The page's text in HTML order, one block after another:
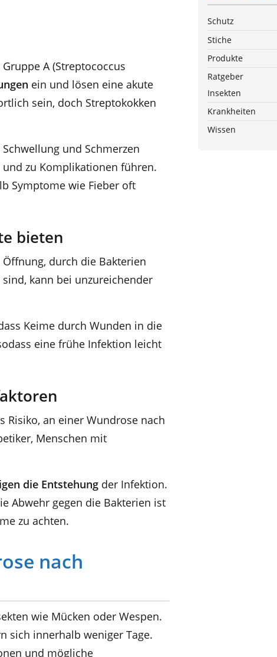
A (Streptococcus
ein und lösen eine akute
sein, doch Streptokokken
und Schmerzen
und zu Komplikationen führen.
Symptome wie Fieber oft
bieten
durch die Bakterien
kann bei unzureichender
Keime durch Wunden in die
eine frühe Infektion leicht
Risiko, an einer Wundrose nach
Menschen mit
die Entstehung der Infektion.
Abwehr gegen die Bakterien ist
zu achten.
nach
wie Mücken oder Wespen.
sich innerhalb weniger Tage.
und mögliche
Schutz
Stiche
Produkte
Ratgeber
Insekten
Krankheiten
Wissen